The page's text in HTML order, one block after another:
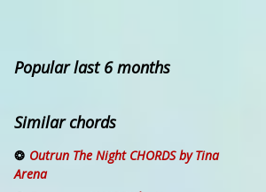
Popular last 6 months
Similar chords
Outrun The Night CHORDS by Tina
Arena